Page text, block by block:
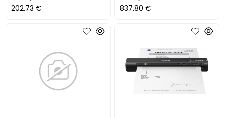
202.73 € 837.80 €